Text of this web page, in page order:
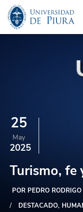
25
May
2025
Turismo, fe
POR PEDRO
DESTACADO